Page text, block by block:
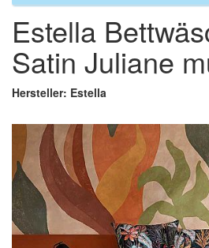
Estella
Satin Juliane
Hersteller: Estella